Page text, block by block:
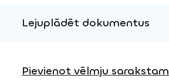
Lejuplādēt dokumentus
Pievienot vēlmju sarakstam